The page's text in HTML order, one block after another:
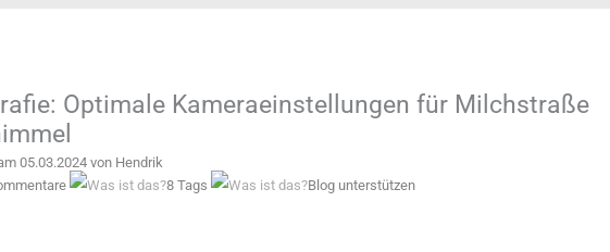
Optimale Kameraeinstellungen für Milchstraße
05.03.2024 von Hendrik
8 Tags Blog unterstützen